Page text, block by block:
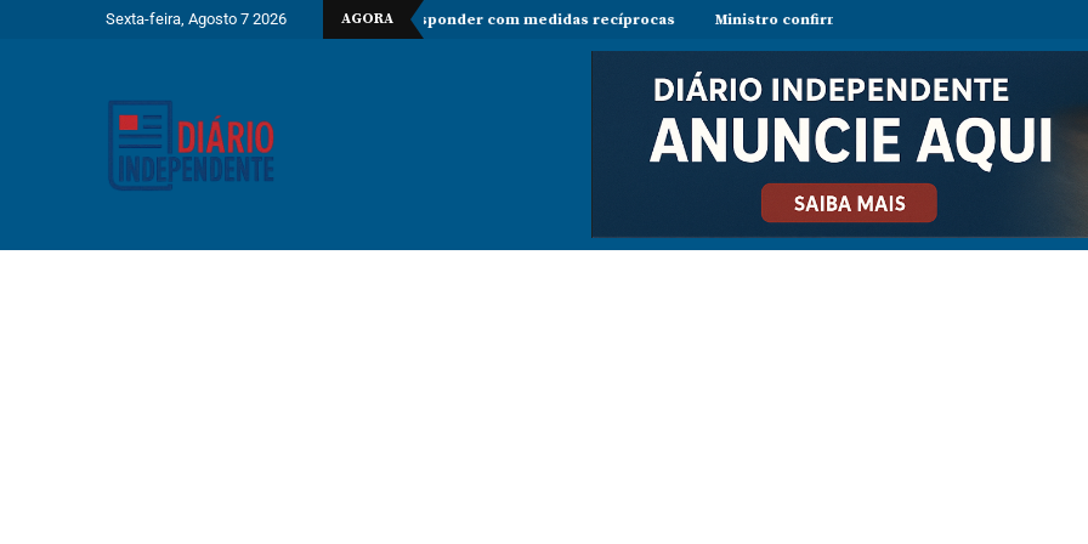
Sexta-feira, Agosto 7 2026 AGORA
controlos fronteiriços e ameaça responder com medidas recíprocas Ministro confirma regresso de Manuel Chang a Moçambique e